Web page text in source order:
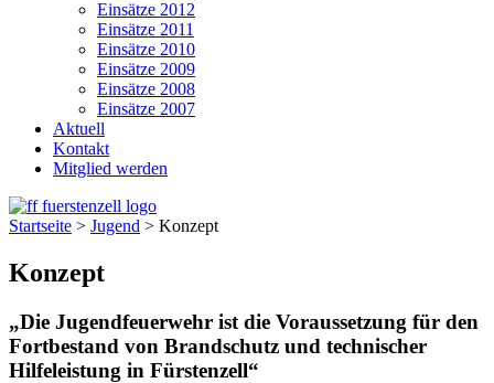
Einsätze 2012
Einsätze 2011
Einsätze 2010
Einsätze 2009
Einsätze 2008
Einsätze 2007
Aktuell
Kontakt
Mitglied werden
Startseite > Jugend > Konzept
Konzept
„Die Jugendfeuerwehr ist die Voraussetzung für den
Fortbestand von Brandschutz und technischer
Hilfeleistung in Fürstenzell“